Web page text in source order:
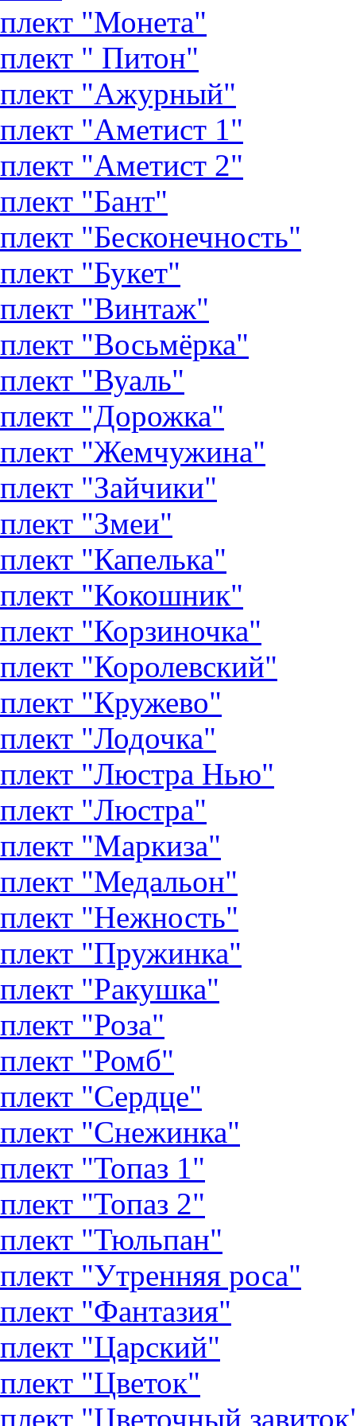
"Монета"
" Питон"
"Ажурный"
"Аметист 1"
"Аметист 2"
"Бант"
"Бесконечность"
"Букет"
"Винтаж"
"Восьмёрка"
"Вуаль"
"Дорожка"
"Жемчужина"
"Зайчики"
"Змеи"
"Капелька"
"Кокошник"
"Корзиночка"
"Королевский"
"Кружево"
"Лодочка"
"Люстра Нью"
"Люстра"
"Маркиза"
"Медальон"
"Нежность"
"Пружинка"
"Ракушка"
"Роза"
"Ромб"
"Сердце"
"Снежинка"
"Топаз 1"
"Топаз 2"
"Тюльпан"
"Утренняя роса"
"Фантазия"
"Царский"
"Цветок"
"Цветочный